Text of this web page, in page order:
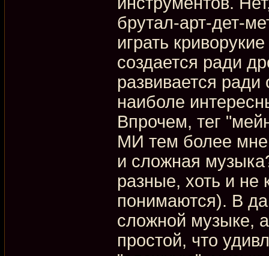
брутал-арт-дет-
играть
создается ради
развивается
наиболе
Впрочем, тег
МИ тем более мне
и сложная
разные, хоть и не
понимаются). В
сложной музыке,
простой, что